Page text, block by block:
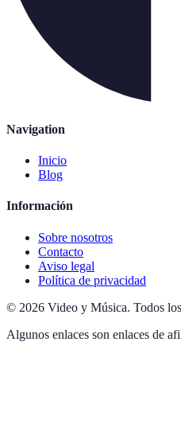
Navigation
Inicio
Blog
Información
Sobre nosotros
Contacto
Aviso legal
Política de privacidad
© 2026 Video y Música. Todos
Algunos enlaces son enlaces de